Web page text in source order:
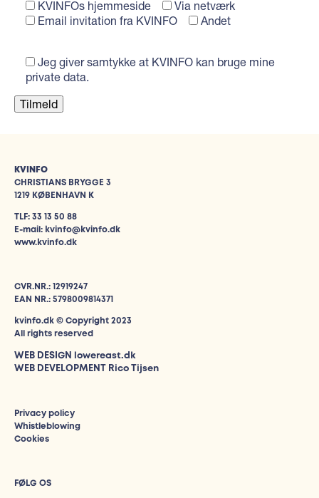
KVINFOs hjemmeside
Via netværk
Email invitation fra KVINFO
Andet
Jeg giver samtykke at KVINFO kan bruge mine
private data.
KVINFO
CHRISTIANS BRYGGE 3
1219 KØBENHAVN K
TLF: 33 13 50 88
E-mail: kvinfo@kvinfo.dk
www.kvinfo.dk
CVR.NR.: 12919247
EAN NR.: 5798009814371
kvinfo.dk © Copyright 2023
All rights reserved
WEB DESIGN
lowereast.dk
WEB DEVELOPMENT Rico Tijsen
Privacy policy
Whistleblowing
Cookies
FØLG OS